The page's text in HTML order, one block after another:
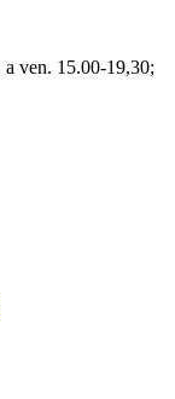
ven. 15.00-19,30;